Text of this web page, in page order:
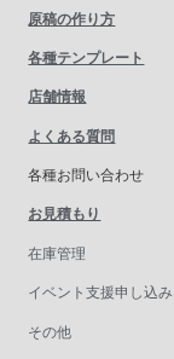
原稿の作り方
各種テンプレート
店舗情報
よくある質問
各種お問い合わせ
お見積もり
在庫管理
イベント支援申し込み
その他